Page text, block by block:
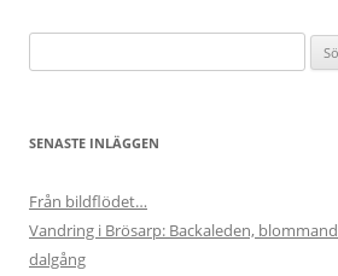
efter:
SENASTE INLÄGGEN
Från bildflödet…
Vandring i Brösarp: Backaleden,
dalgång